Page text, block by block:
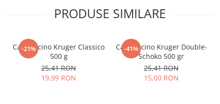
PRODUSE SIMILARE
-21%
Cappuccino Kruger Classico
500 g
25,41 RON
19,99 RON
-41%
Cappuccino Kruger Double-
Schoko 500 gr
25,41 RON
15,00 RON